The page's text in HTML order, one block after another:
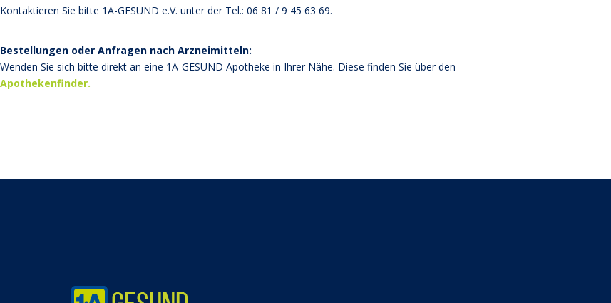
Kontaktieren Sie bitte 1A-GESUND e.V. unter der Tel.: 06 81 / 9 45 63 69.
Bestellungen oder Anfragen nach Arzneimitteln:
Wenden Sie sich bitte direkt an eine 1A-GESUND Apotheke in Ihrer Nähe. Diese finden Sie über den
Apothekenfinder.